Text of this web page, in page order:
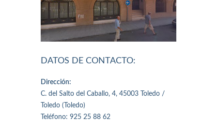
DATOS DE CONTACTO:
Dirección:
C. del Salto del Caballo, 4, 45003 Toledo /
Toledo (Toledo)
Teléfono: 925 25 88 62